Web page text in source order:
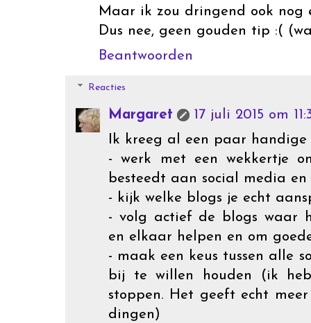
Maar ik zou dringend ook nog
Dus nee, geen gouden tip :(
Beantwoorden
Reacties
Margaret
17 juli 2015 om
Ik kreeg al een paar handige
- werk met een wekkertje
besteedt aan social media
- kijk welke blogs je echt
- volg actief de blogs waar
en elkaar helpen en om
- maak een keus tussen alle
bij te willen houden (ik
stoppen. Het geeft echt
dingen)